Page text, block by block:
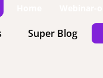
Super Blog